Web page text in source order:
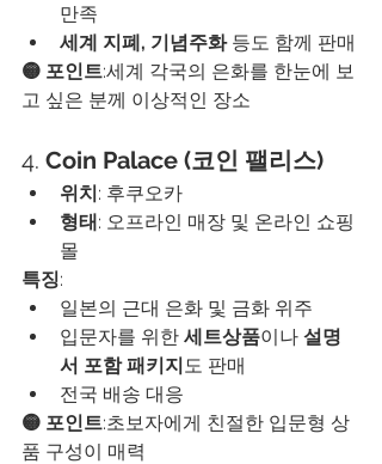
만족
세계 지폐, 기념주화 등도 함께 판매
🟡 포인트:세계 각국의 은화를 한눈에 보
고 싶은 분께 이상적인 장소
4. Coin Palace (코인 팰리스)
위치: 후쿠오카
형태: 오프라인 매장 및 온라인 쇼핑
몰
특징:
일본의 근대 은화 및 금화 위주
입문자를 위한 세트상품이나 설명
서 포함 패키지 도 판매
전국 배송 대응
🟡 포인트:초보자에게 친절한 입문형 상
품 구성이 매력